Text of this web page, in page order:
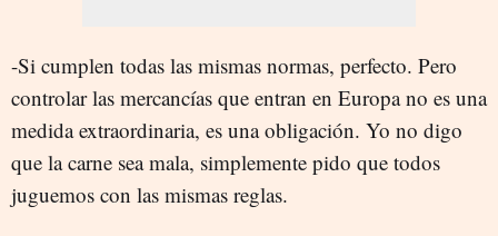
-Si cumplen todas las mismas normas, perfecto. Pero
controlar las mercancías que entran en Europa no es una
medida extraordinaria, es una obligación. Yo no digo
que la carne sea mala, simplemente pido que todos
juguemos con las mismas reglas.